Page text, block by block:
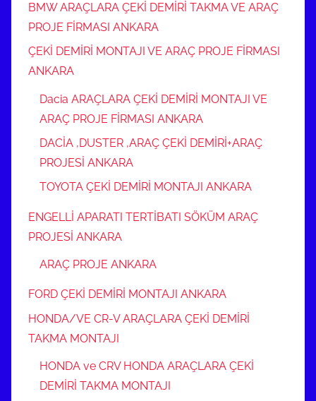
BMW ARAÇLARA ÇEKİ DEMİRİ TAKMA VE ARAÇ
PROJE FİRMASI ANKARA
ÇEKİ DEMİRİ MONTAJI VE ARAÇ PROJE FİRMASI
ANKARA
Dacia ARAÇLARA ÇEKİ DEMİRİ MONTAJI VE
ARAÇ PROJE FİRMASI ANKARA
DACİA ,DUSTER ,ARAÇ ÇEKİ DEMİRİ+ARAÇ
PROJESİ ANKARA
TOYOTA ÇEKİ DEMİRİ MONTAJI ANKARA
ENGELLİ APARATI TERTİBATI SÖKÜM ARAÇ
PROJESİ ANKARA
ARAÇ PROJE ANKARA
FORD ÇEKİ DEMİRİ MONTAJI ANKARA
HONDA/VE CR-V ARAÇLARA ÇEKİ DEMİRİ
TAKMA MONTAJI
HONDA ve CRV HONDA ARAÇLARA ÇEKİ
DEMİRİ TAKMA MONTAJI